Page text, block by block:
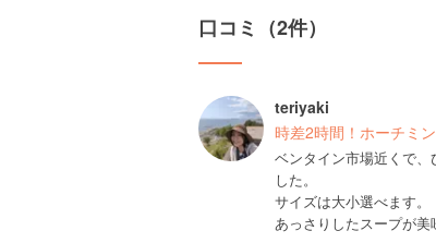
口コミ（2件）
teriyaki
時差2時間！ホーチミ
ベンタイン市場近くで
した。
サイズは大小選べます。
あっさりしたスープが美